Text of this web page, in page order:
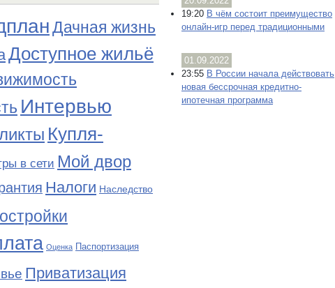
Дачная жизнь
Доступное жильё
Интервью
Купля-
в сети Мой двор
Налоги Наследство
Оценка Паспортизация
Приватизация
19:20 В чём состоит преимущество
онлайн-игр перед традиционными
01.09.2022
23:55 В России начала действовать
новая бессрочная кредитно-
ипотечная программа